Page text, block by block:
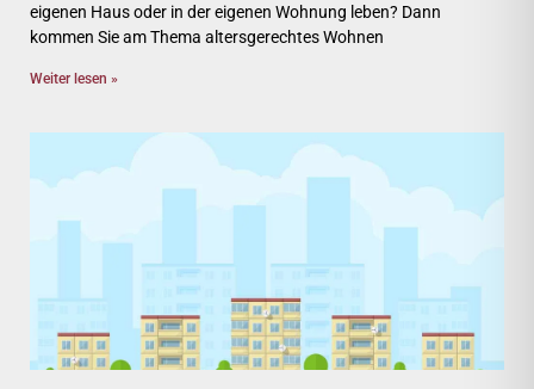
eigenen Haus oder in der eigenen Wohnung leben? Dann
kommen Sie am Thema altersgerechtes Wohnen
Weiter lesen »